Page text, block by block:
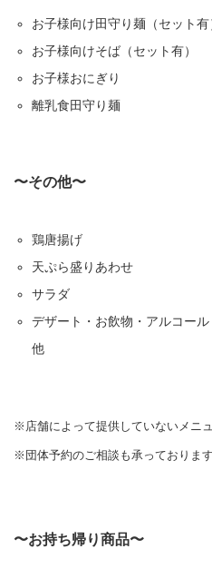
お子様向け田守り麺（セット有
お子様向けそば（セット有）
お子様おにぎり
離乳食田守り麺
〜その他〜
鶏唐揚げ
天ぷら盛りあわせ
サラダ
デザート・お飲物・アルコール
他
※店舗によって提供していないメニ
※団体予約のご相談も承っております
〜お持ち帰り商品〜